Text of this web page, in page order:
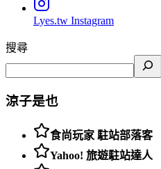
Lyes.tw Instagram
搜尋
涼子是也
食尚玩家 駐站部落客
Yahoo! 旅遊駐站達人